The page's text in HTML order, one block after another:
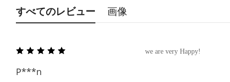
すべてのレビュー 画像
P***n
we are very Happy!